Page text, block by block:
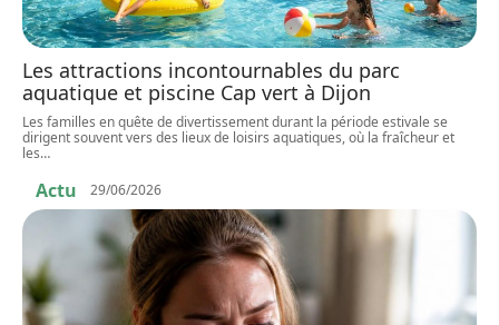
Les attractions incontournables du parc
aquatique et piscine Cap vert à Dijon
Les familles en quête de divertissement durant la période estivale se
dirigent souvent vers des lieux de loisirs aquatiques, où la fraîcheur et
les…
Actu 29/06/2026